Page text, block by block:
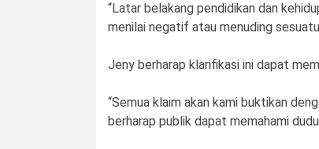
“Latar belakang pendidikan dan
menilai negatif atau menuding
Jeny berharap klarifikasi ini dapat
“Semua klaim akan kami buktikan
berharap publik dapat memahami